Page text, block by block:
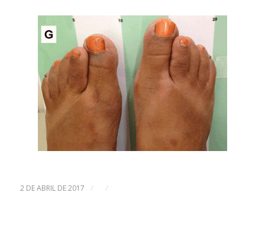
2 DE ABRIL DE 2017 / /